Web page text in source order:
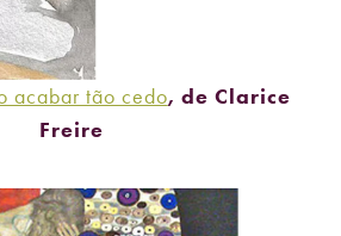
acabar tão cedo, de Clarice
Freire